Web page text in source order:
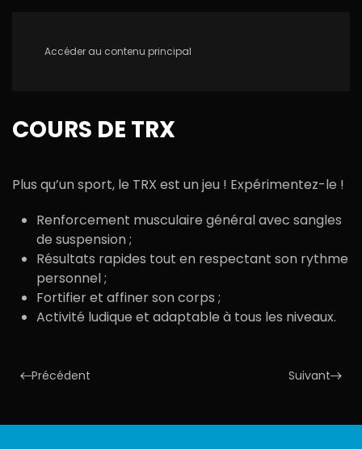
Accéder au contenu principal
COURS DE TRX
Plus qu’un sport, le TRX est un jeu ! Expérimentez-le !
Renforcement musculaire général avec sangles
de suspension ;
Résultats rapides tout en respectant son rythme
personnel ;
Fortifier et affiner son corps ;
Activité ludique et adaptable à tous les niveaux.
Précédent Suivant